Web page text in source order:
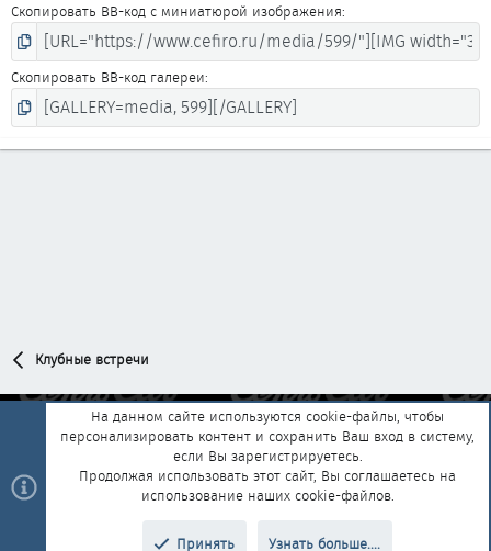
Скопировать BB-код с миниатюрой изображения
Скопировать BB-код галереи
Клубные встречи
Обратная связь
Условия и правила
Политика конфиденциальности
Помощь Главная
R
®
На данном сайте используются cookie-файлы, чтобы
персонализировать контент и сохранить Ваш вход в систему,
если Вы зарегистрируетесь.
Продолжая использовать этот сайт, Вы соглашаетесь на
использование наших cookie-файлов.
Принять Узнать больше....